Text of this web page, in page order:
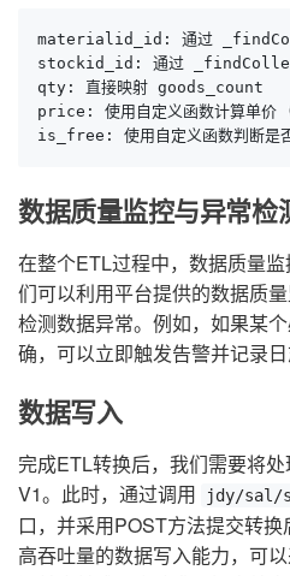
materialid_id: 通过
stockid_id: 通过
qty: 直接映射 goods_count
price: 使用自定义函数计算
is_free: 使用自定义函数判断
数据质量监控与异常检
在整个ETL过程中，数据质量
们可以利用平台提供的数据质
检测数据异常。例如，如果某
确，可以立即触发告警并记录
数据写入
完成ETL转换后，我们需要将
V1。此时，通过调用
jdy/sal/
口，并采用POST方法提交转
高吞吐量的数据写入能力，可